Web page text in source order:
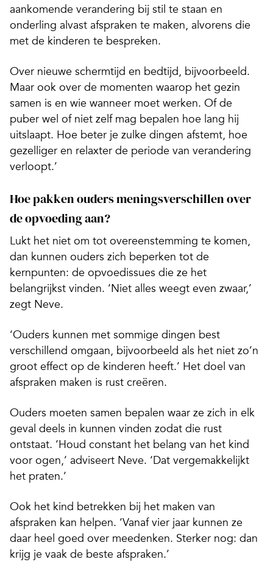
aankomende verandering bij stil te staan en
onderling alvast afspraken te maken, alvorens die
met de kinderen te bespreken.
Over nieuwe schermtijd en bedtijd, bijvoorbeeld.
Maar ook over de momenten waarop het gezin
samen is en wie wanneer moet werken. Of de
puber wel of niet zelf mag bepalen hoe lang hij
uitslaapt. Hoe beter je zulke dingen afstemt, hoe
gezelliger en relaxter de periode van verandering
verloopt.’
Hoe pakken ouders meningsverschillen over
de opvoeding aan?
Lukt het niet om tot overeenstemming te komen,
dan kunnen ouders zich beperken tot de
kernpunten: de opvoedissues die ze het
belangrijkst vinden. ‘Niet alles weegt even zwaar,’
zegt Neve.
‘Ouders kunnen met sommige dingen best
verschillend omgaan, bijvoorbeeld als het niet zo’n
groot effect op de kinderen heeft.’ Het doel van
afspraken maken is rust creëren.
Ouders moeten samen bepalen waar ze zich in elk
geval deels in kunnen vinden zodat die rust
ontstaat. ‘Houd constant het belang van het kind
voor ogen,’ adviseert Neve. ‘Dat vergemakkelijkt
het praten.’
Ook het kind betrekken bij het maken van
afspraken kan helpen. ‘Vanaf vier jaar kunnen ze
daar heel goed over meedenken. Sterker nog: dan
krijg je vaak de beste afspraken.’